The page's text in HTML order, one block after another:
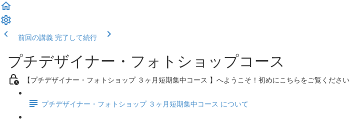
前回の講義 完了して続行
プチデザイナー・フォトショップコース
【プチデザイナー・フォトショップ ３ヶ月短期集中コース 】へようこそ！初めにこちらをご覧ください
プチデザイナー・フォトショップ ３ヶ月短期集中コース について